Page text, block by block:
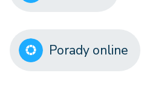
Porady online